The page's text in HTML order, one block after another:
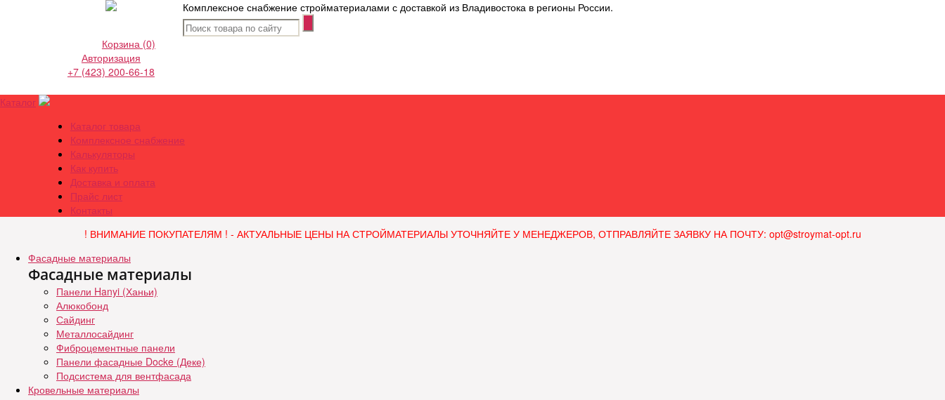
Комплексное снабжение стройматериалами с доставкой из Владивостока в регионы России.
Корзина (0)
Авторизация
+7 (423) 200-66-18
Каталог
Каталог товара
Комплексное снабжение
Калькуляторы
Как купить
Доставка и оплата
Прайс лист
Контакты
! ВНИМАНИЕ ПОКУПАТЕЛЯМ ! - АКТУАЛЬНЫЕ ЦЕНЫ НА СТРОЙМАТЕРИАЛЫ УТОЧНЯЙТЕ У МЕНЕДЖЕРОВ, ОТПРАВЛЯЙТЕ ЗАЯВКУ НА ПОЧТУ: opt@stroymat-opt.ru
Фасадные материалы
Фасадные материалы
Панели Hanyi (Ханьи)
Алюкобонд
Сайдинг
Металлосайдинг
Фиброцементные панели
Панели фасадные Docke (Деке)
Подсистема для вентфасада
Кровельные материалы